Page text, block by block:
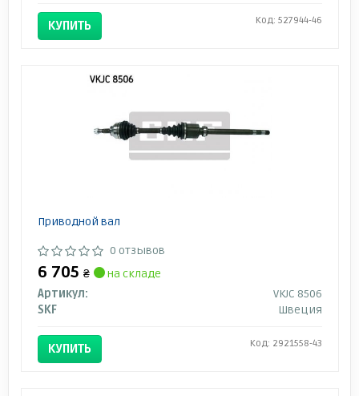
КУПИТЬ Код: 527944-46
Приводной вал
0 отзывов
6 705 ₴
на складе
Артикул:
VKJC 8506
SKF
Швеция
КУПИТЬ Код: 2921558-43